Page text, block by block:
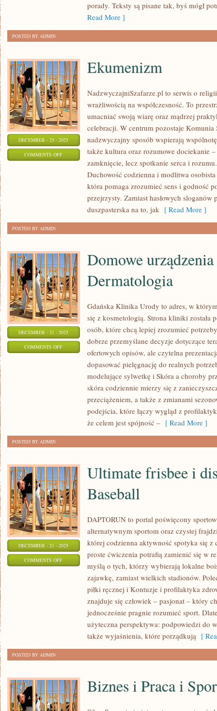
porady. Teksty są pisane tak, byś mógł
Read More ]
POSTED BY ADMIN
DECEMBER - 25 - 2025
COMMENTS OFFON
EKUMENIZM
Ekumenizm
NadzwyczajniSzafarze.pl to serwis o
wrażliwością na współczesność. To
umacniać swoją wiarę oraz mądrzej
celebracji. W centrum pozostaje Komunia
nadzwyczajny sposób wspierają
także kultura oraz rozumowe dociekanie
zamknięcie, lecz spotkanie serca i
Duchowość codzienna i modlitwa
która pomaga zrozumieć sens i godność
przejrzysty. Zamiast hasłowych sloganów
duszpasterska na to, jak [ Read More ]
POSTED BY ADMIN
DECEMBER - 21 - 2025
COMMENTS OFFON
Domowe
Dermatologia
Gdańska Klinika Urody to adres, w
się z kosmetologią. Strona kliniki została
osób, które chcą lepiej zrozumieć
dobrze przemyślane decyzje dotyczące
ofertowych opisów, ale czytelna
dopasować pielęgnację do realnych
modelujące sylwetkę i Skóra a choroby
skóra codziennie mierzy się z
przeciążeniem, a także z zmianami
podejścia, które łączy wygląd z
że celem jest spójność – [ Read More ]
POSTED BY ADMIN
DECEMBER - 21 - 2025
COMMENTS OFFON
Ultimate frisbee i
Baseball
DAPTORUN to portal poświęcony
alternatywnym sportom oraz czystej
której codzienna aktywność spotyka się
proste ćwiczenia potrafią zamienić się w
myślą o tych, którzy wybierają lokalne
zajawkę, zamiast wielkich stadionów.
piłki ręcznej i Kontuzje i profilaktyka
znajduje się człowiek – pasjonat – który
jednocześnie pragnie rozumieć sport.
użyteczna perspektywa: podpowiedzi do
także wyjaśnienia, które porządkują [
POSTED BY ADMIN
Biznes i Praca i